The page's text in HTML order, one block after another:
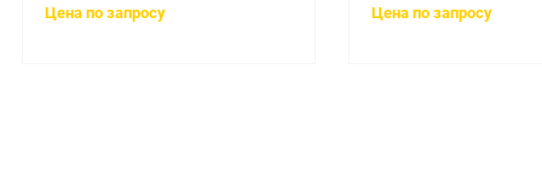
Цена по запросу Цена по запросу